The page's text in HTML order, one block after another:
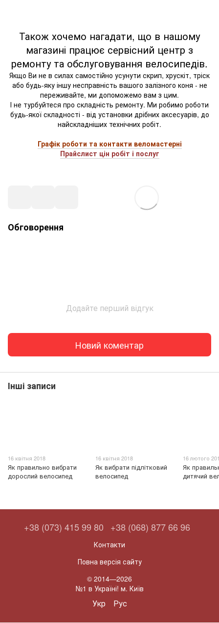
Також хочемо нагадати, що в нашому
магазині працює сервісний центр з
ремонту та обслуговування велосипедів.
Якщо Ви не в силах самостійно усунути скрип, хрускіт, тріск
або будь-яку іншу несправність вашого залізного коня - не
переживайте, ми допоможемо вам з цим.
І не турбуйтеся про складність ремонту. Ми робимо роботи
будь-якої складності - від установки дрібних аксесуарів, до
найскладніших технічних робіт.
Графік роботи та контакти веломастерні
Прайслист цін робіт і послуг
Обговорення
Додайте перший відгук
Новий коментар
Інші записи
16 квітня 2018
Як правильно вибрати
дорослий велосипед
16 квітня 2018
Як вибрати підлітковий
велосипед
16 лютого
Як
дитячий
+38 (073) 415 99 80 +38 (068) 877 66 96
Контакти
Повна версія сайту
© 2014—2026
№1 в Україні! м. Київ
Укр Рус